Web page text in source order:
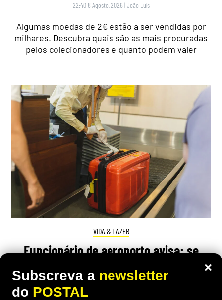
22:40 8 Agosto, 2026 |João Luís
Algumas moedas de 2€ estão a ser vendidas por
milhares. Descubra quais são as mais procuradas
pelos colecionadores e quanto podem valer
VIDA & LAZER
Funcionário de aeroporto avisa: se
tiver este acessório na mala esta pode
“não chegar ao avião”
×
Subscreva a newsletter
do POSTAL